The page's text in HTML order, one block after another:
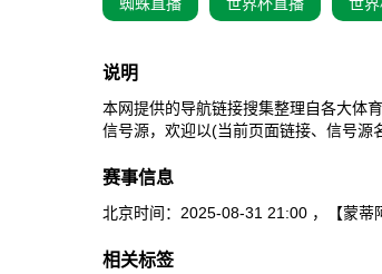
说明
本网提供的导航链接搜集整理自各大体
信号源，欢迎以(当前页面链接、信号源
赛事信息
北京时间：2025-08-31 21:00 ，【蒙蒂
相关标签